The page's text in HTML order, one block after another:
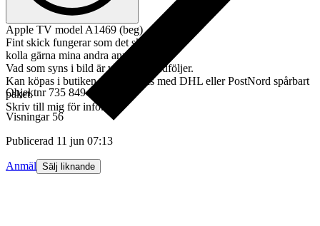
Apple TV model A1469 (beg)
Fint skick fungerar som det ska.
kolla gärna mina andra annonser.
Vad som syns i bild är vad som medföljer.
Kan köpas i butiken eller skickas med DHL eller PostNord spårbart
paket.
Skriv till mig för info.
Objektnr 735 849 877
Visningar 56
Publicerad 11 jun 07:13
Anmäl Sälj liknande